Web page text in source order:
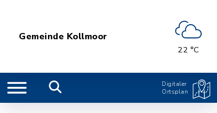
Gemeinde Kollmoor
22 °C
Digitaler
Ortsplan